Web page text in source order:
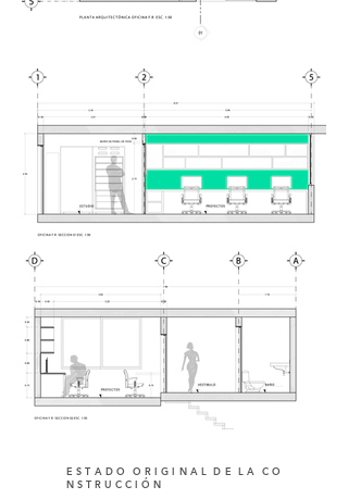
E S T A D O O R I G I N A L D E L A C O
N S T R U C C I Ó N